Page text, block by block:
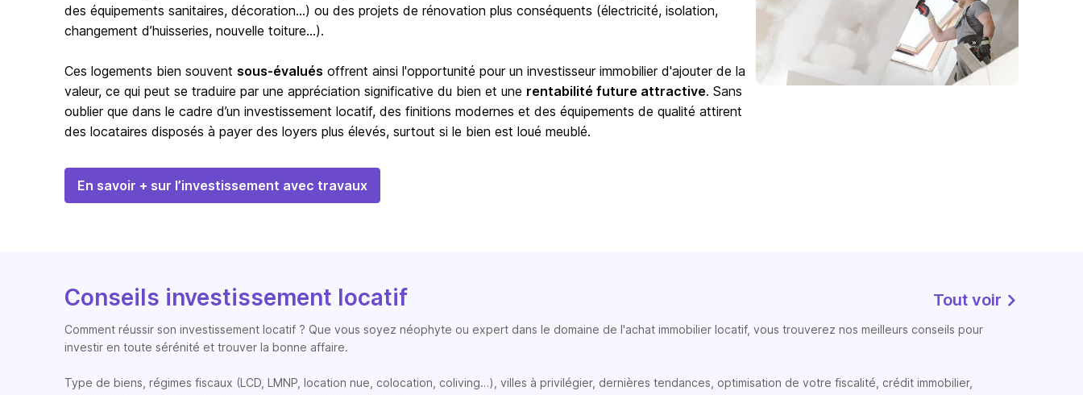
des équipements sanitaires, décoration…) ou des projets de rénovation plus conséquents (électricité, isolation,
changement d’huisseries, nouvelle toiture…).
Ces logements bien souvent sous-évalués offrent ainsi l'opportunité pour un investisseur immobilier d'ajouter de la
valeur, ce qui peut se traduire par une appréciation significative du bien et une rentabilité future attractive. Sans
oublier que dans le cadre d’un investissement locatif, des finitions modernes et des équipements de qualité attirent
des locataires disposés à payer des loyers plus élevés, surtout si le bien est loué meublé.
En savoir + sur l’investissement avec travaux
Conseils investissement locatif Tout voir
Comment réussir son investissement locatif ? Que vous soyez néophyte ou expert dans le domaine de l'achat immobilier locatif, vous trouverez nos meilleurs conseils pour
investir en toute sérénité et trouver la bonne affaire.
Type de biens, régimes fiscaux (LCD, LMNP, location nue, colocation, coliving…), villes à privilégier, dernières tendances, optimisation de votre fiscalité, crédit immobilier,